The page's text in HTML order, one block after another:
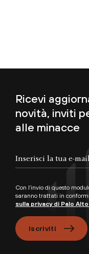
Ricevi
novità, inviti
alle minacce
Con l’invio di questo
saranno trattati in
sulla privacy di Palo
Iscriviti